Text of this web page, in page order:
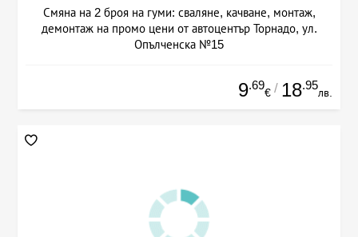
Смяна на 2 броя на гуми: сваляне, качване, монтаж,
демонтаж на промо цени от автоцентър Торнадо, ул.
Опълченска №15
9.69
€ / 18.95
лв.